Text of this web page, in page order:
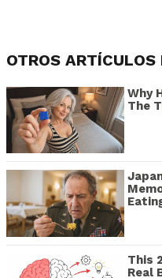
OTROS ARTÍCULOS
Why
The
This
Real